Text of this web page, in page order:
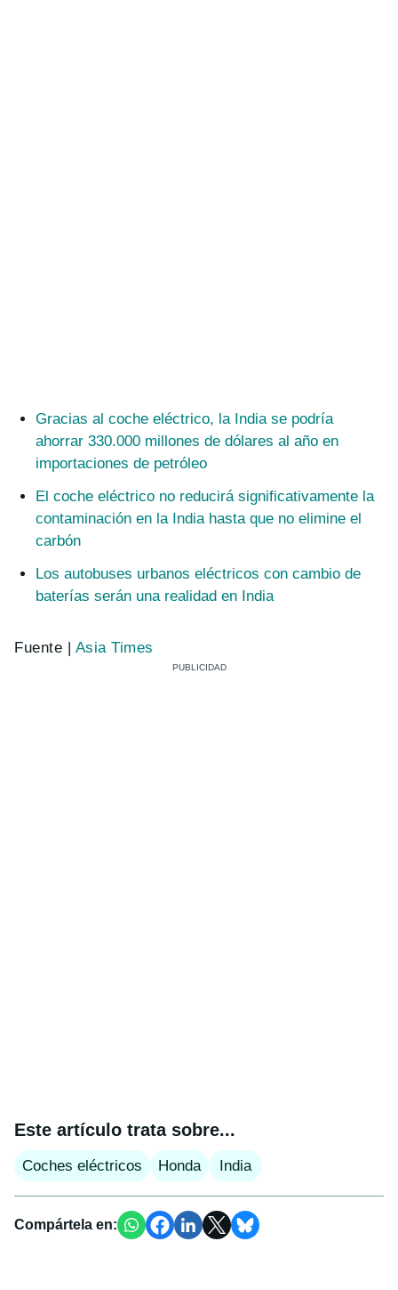
Gracias al coche eléctrico, la India se podría
ahorrar 330.000 millones de dólares al año en
importaciones de petróleo
El coche eléctrico no reducirá significativamente la
contaminación en la India hasta que no elimine el
carbón
Los autobuses urbanos eléctricos con cambio de
baterías serán una realidad en India
Fuente | Asia Times
Este artículo trata sobre...
Coches eléctricos Honda India
Compártela en: